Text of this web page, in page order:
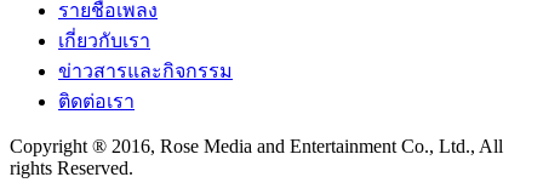
รายชื่อเพลง
เกี่ยวกับเรา
ข่าวสารและกิจกรรม
ติดต่อเรา
Copyright ® 2016, Rose Media and Entertainment Co., Ltd., All
rights Reserved.